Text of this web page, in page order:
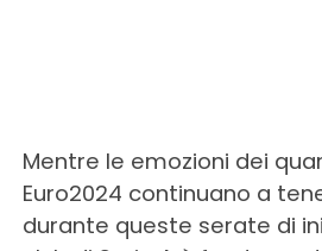
Mentre le emozioni dei
Euro2024 continuano a
durante queste serate di